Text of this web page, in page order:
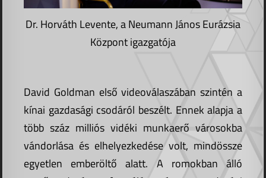
Dr. Horváth Levente, a Neumann János Eurázsia
Központ igazgatója
David Goldman első videoválaszában szintén a
kínai gazdasági csodáról beszélt. Ennek alapja a
több száz milliós vidéki munkaerő városokba
vándorlása és elhelyezkedése volt, mindössze
egyetlen emberöltő alatt. A romokban álló